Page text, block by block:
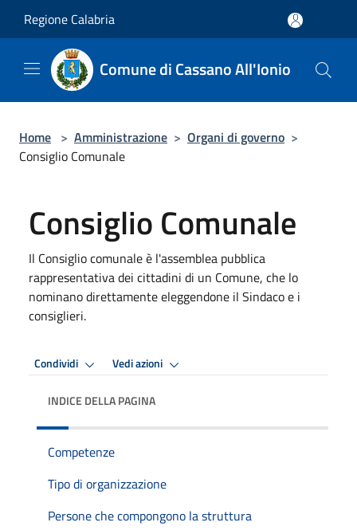
Regione Calabria
Comune di Cassano All'Ionio
Home > Amministrazione > Organi di governo >
Consiglio Comunale
Consiglio Comunale
Il Consiglio comunale è l'assemblea pubblica
rappresentativa dei cittadini di un Comune, che lo
nominano direttamente eleggendone il Sindaco e i
consiglieri.
Condividi Vedi azioni
INDICE DELLA PAGINA
Competenze
Tipo di organizzazione
Persone che compongono la struttura